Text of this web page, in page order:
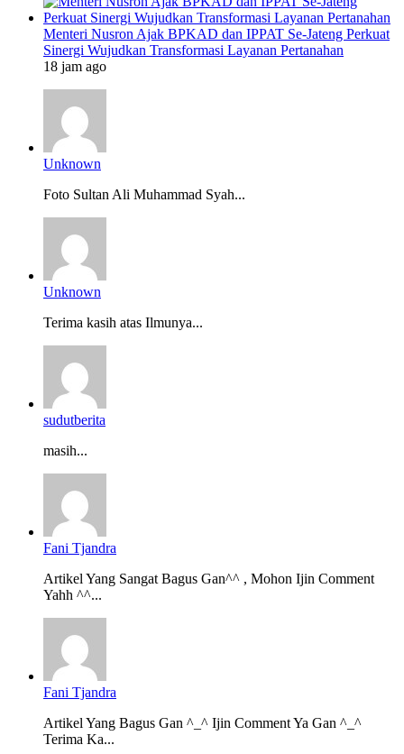
Menteri Nusron Ajak BPKAD dan IPPAT Se-Jateng Perkuat
Sinergi Wujudkan Transformasi Layanan Pertanahan
18 jam ago
Unknown
Foto Sultan Ali Muhammad Syah...
Unknown
Terima kasih atas Ilmunya...
sudutberita
masih...
Fani Tjandra
Artikel Yang Sangat Bagus Gan^^ , Mohon Ijin Comment
Yahh ^^...
Fani Tjandra
Artikel Yang Bagus Gan ^_^ Ijin Comment Ya Gan ^_^
Terima Ka...